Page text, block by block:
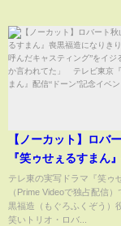
【ノーカット】ロバ
『笑ゥせぇるすまん
になりきり登場 “憶
キャスティング”をイ
総理とか言われてた
テレ東の実写ドラマ『笑ゥ
（Prime Videoで独占配信
黒福造（もぐろふくぞう）
笑いトリオ・ロバ...